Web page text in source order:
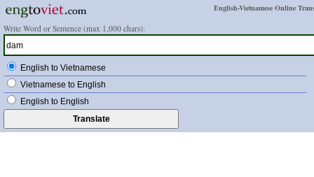
English-Vietnamese Online
Write Word or Sentence (max 1,000 chars):
English to Vietnamese
Vietnamese to English
English to English